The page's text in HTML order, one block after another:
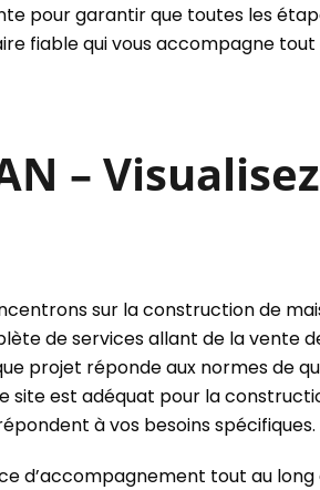
pour garantir que toutes les
fiable qui vous accompagne
–
sur la construction de
de services allant de la vente
projet réponde aux normes de
est adéquat pour la
à vos besoins spécifiques.
d’accompagnement tout au